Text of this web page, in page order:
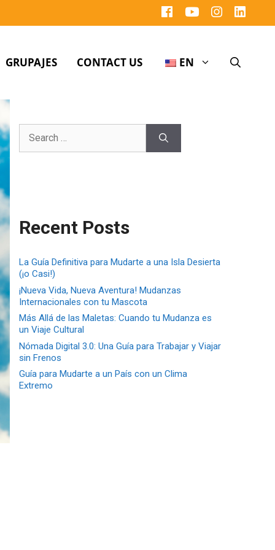
GRUPAJES CONTACT US EN
Recent Posts
La Guía Definitiva para Mudarte a una Isla Desierta
(¡o Casi!)
¡Nueva Vida, Nueva Aventura! Mudanzas
Internacionales con tu Mascota
Más Allá de las Maletas: Cuando tu Mudanza es
un Viaje Cultural
Nómada Digital 3.0: Una Guía para Trabajar y Viajar
sin Frenos
Guía para Mudarte a un País con un Clima
Extremo